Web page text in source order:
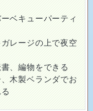
ベキューパーティ
レージの上で夜空
、編物をできる
木製ベランダでお